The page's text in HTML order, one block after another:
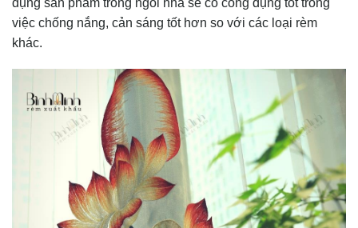
việc chống nắng, cản sáng tốt hơn so với các loại rèm
khác.